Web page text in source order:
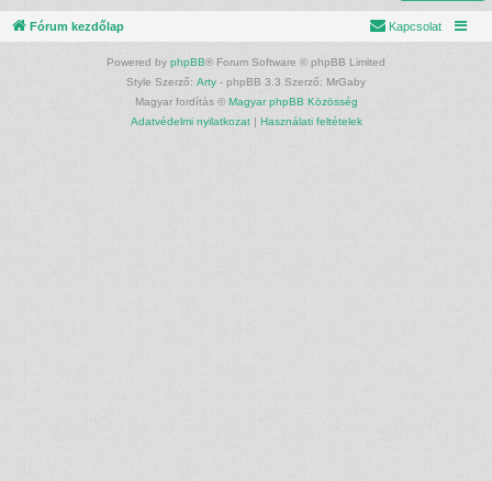
Fórum kezdőlap Kapcsolat
Powered by phpBB® Forum Software © phpBB Limited
Style Szerző: Arty - phpBB 3.3 Szerző: MrGaby
Magyar fordítás © Magyar phpBB Közösség
Adatvédelmi nyilatkozat| Használati feltételek